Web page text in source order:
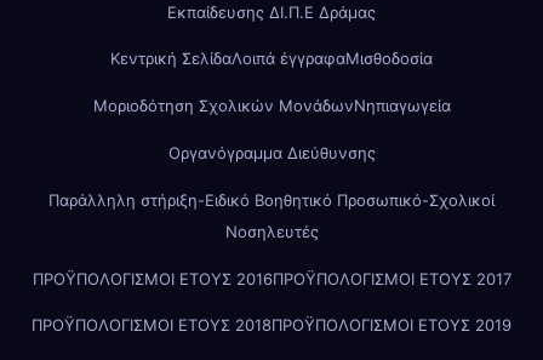
Εκπαίδευσης ΔΙ.Π.Ε Δράμας
Κεντρική ΣελίδαΛοιπά έγγραφαΜισθοδοσία
Μοριοδότηση Σχολικών ΜονάδωνΝηπιαγωγεία
Οργανόγραμμα Διεύθυνσης
Παράλληλη στήριξη-Ειδικό Βοηθητικό Προσωπικό-Σχολικοί
Νοσηλευτές
ΠΡΟΫΠΟΛΟΓΙΣΜΟΙ ΕΤΟΥΣ 2016ΠΡΟΫΠΟΛΟΓΙΣΜΟΙ ΕΤΟΥΣ 2017
ΠΡΟΫΠΟΛΟΓΙΣΜΟΙ ΕΤΟΥΣ 2018ΠΡΟΫΠΟΛΟΓΙΣΜΟΙ ΕΤΟΥΣ 2019